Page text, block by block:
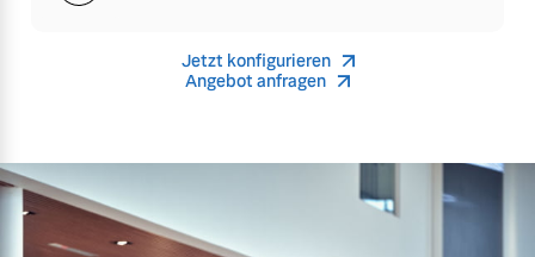
Jetzt konfigurieren
Angebot anfragen